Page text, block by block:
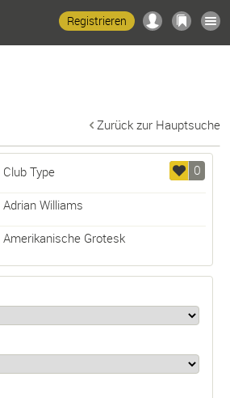
Registrieren
Zurück zur Hauptsuche
0
Club Type
Adrian Williams
Amerikanische Grotesk